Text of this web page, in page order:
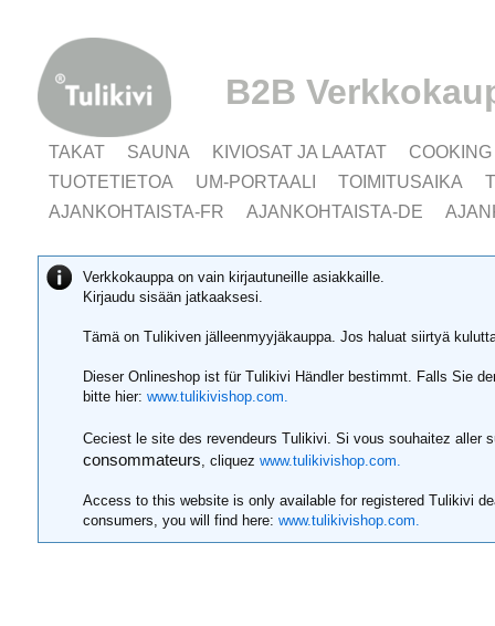
B2B
TAKAT SAUNA KIVIOSAT JA LAATAT
COOKING
TUOTETIETOA
UM-PORTAALI TOIMITUSAIKA
AJANKOHTAISTA-FR
AJANKOHTAISTA-DE
Verkkokauppa on vain kirjautuneille asiakkaille.
Kirjaudu sisään jatkaaksesi.
Tämä on Tulikiven jälleenmyyjäkauppa. Jos haluat siirtyä
Dieser Onlineshop ist für Tulikivi Händler bestimmt. Falls Sie
bitte hier: www.tulikivishop.com.
Ceciest le site des revendeurs Tulikivi. Si vous souhaitez aller
consommateurs, cliquez www.tulikivishop.com.
Access to this website is only available for registered Tulikivi
consumers, you will find here: www.tulikivishop.com.